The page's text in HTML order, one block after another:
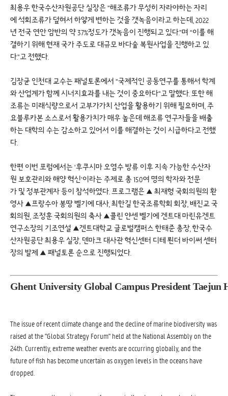
최용우 한국수산자원공단 실장은 “해조류가 무성히 자라야하는 자리
에 석회조류가 덮혀서 하얗게 변하는 것을 갯녹음이라고 하는데, 2022
년 전국 연안 암반의 약 37%정도가 갯녹음이 진행되고 있다.”며 “이를 해
결하기 위해 현재 국가 주도로 대규모 바다숲 복원사업을 진행하고 있
다.”고 전했다.
김장균 인천대 교수는 패널토론에서 “국제적인 공동연구를 통해서 학계
와 산업계가 함께 시너지효과를 내는 것이 중요하다”고 말했다. 또한 해
조류는 미래식량으로서 고부가가치 산업을 활용하기 위해 필요하며, 주
요블루카본 소스로서 활용가치가 매우 높은데 해조류 연구자들을 배출
하는 대학의 수는 감소하고 있어서 이를 해결하는 것이 시급하다고 전했
다.
한편 이번 포럼에서는 ‘후쿠시마 오염수 방류 이후 지속 가능한 수산자
원 보호관리와 해양 혁신’이라는 주제로 총 150여 명의 학자와 전문
가 및 정부관계자 등이 참석하였다. 프로그램은 ▲ 최재형 국회의원의 환
영사 ▲프랑수아 봉땅 벨기에 대사, 최한길 한국조류학회 회장, 배진교 국
회의원, 조정훈 국회의원의 축사 ▲콜린 얀센 벨기에 겐트대 마린유겐트
연구소장의 기조연설 ▲겐트대학교 글로벌캠퍼스 한태준 총장, 한국수
산자원공단 최용우 실장, 덴마크 대사관 혁신센터 디테 뢴더 바이써 센터
장의 발제 ▲ 패널토론 순으로 진행되었다.
Ghent University Global Campus President Taejun
The issue of recent climate change and the decline of marine biodiversity was
raised at the "Global Strategy Forum" held at the National Assembly on the
24th. Currently, extreme weather events are occurring globally, and the
future of fish has become uncertain as oxygen levels in the oceans have
dropped.